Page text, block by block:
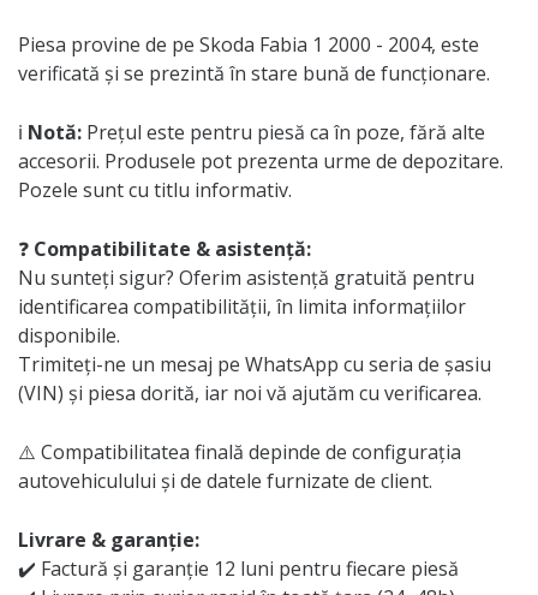
Piesa provine de pe Skoda Fabia 1 2000 - 2004, este
verificată și se prezintă în stare bună de funcționare.
ℹ️ Notă: Prețul este pentru piesă ca în poze, fără alte
accesorii. Produsele pot prezenta urme de depozitare.
Pozele sunt cu titlu informativ.
❓ Compatibilitate & asistență:
Nu sunteți sigur? Oferim asistență gratuită pentru
identificarea compatibilității, în limita informațiilor
disponibile.
Trimiteți-ne un mesaj pe WhatsApp cu seria de șasiu
(VIN) și piesa dorită, iar noi vă ajutăm cu verificarea.
⚠️ Compatibilitatea finală depinde de configurația
autovehiculului și de datele furnizate de client.
Livrare & garanție:
✔️ Factură și garanție 12 luni pentru fiecare piesă